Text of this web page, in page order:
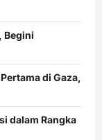
Begini
di Gaza,
dalam Rangka